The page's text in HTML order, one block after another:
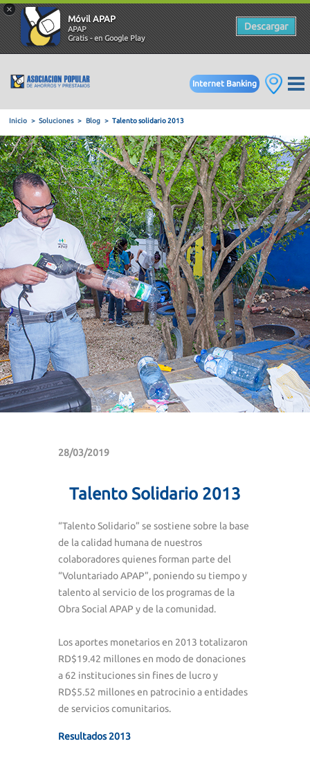
×
Móvil APAP
APAP
Gratis - en Google Play
Descargar
Internet Banking
Inicio Soluciones Blog Talento solidario 2013
28/03/2019
Talento Solidario 2013
“Talento Solidario” se sostiene sobre la base
de la calidad humana de nuestros
colaboradores quienes forman parte del
“Voluntariado APAP”, poniendo su tiempo y
talento al servicio de los programas de la
Obra Social APAP y de la comunidad.
Los aportes monetarios en 2013 totalizaron
RD$19.42 millones en modo de donaciones
a 62 instituciones sin fines de lucro y
RD$5.52 millones en patrocinio a entidades
de servicios comunitarios.
Resultados 2013